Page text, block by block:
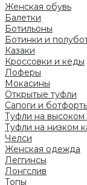
Женская обувь
Балетки
Ботильоны
Ботинки и
Казаки
Кроссовки и кеды
Лоферы
Мокасины
Открытые туфли
Сапоги и
Туфли на высоком
Туфли на низком
Челси
Женская одежда
Леггинсы
Лонгслив
Топы